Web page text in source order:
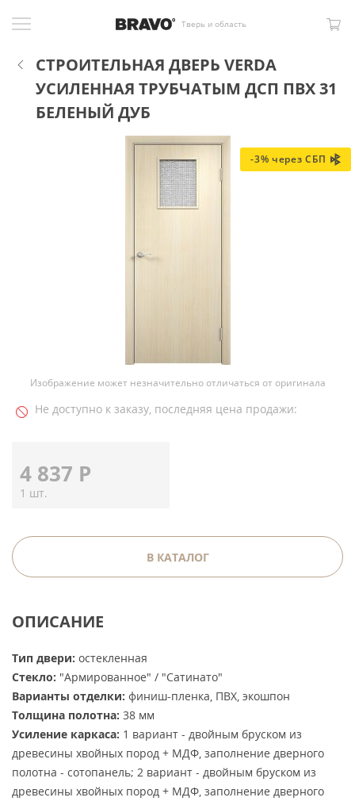
Тверь и область
СТРОИТЕЛЬНАЯ ДВЕРЬ VERDA
УСИЛЕННАЯ ТРУБЧАТЫМ ДСП ПВХ 31
БЕЛЕНЫЙ ДУБ
-3% через СБП
Изображение может незначительно отличаться от оригинала
Не доступно к заказу, последняя цена продажи:
4 837 Р
1 шт.
В КАТАЛОГ
ОПИСАНИЕ
Тип двери: остекленная
Стекло: "Армированное" / "Сатинато"
Варианты отделки: финиш-пленка, ПВХ, экошпон
Толщина полотна: 38 мм
Усиление каркаса: 1 вариант - двойным бруском из
древесины хвойных пород + МДФ, заполнение дверного
полотна - сотопанель; 2 вариант - двойным бруском из
древесины хвойных пород + МДФ, заполнение дверного